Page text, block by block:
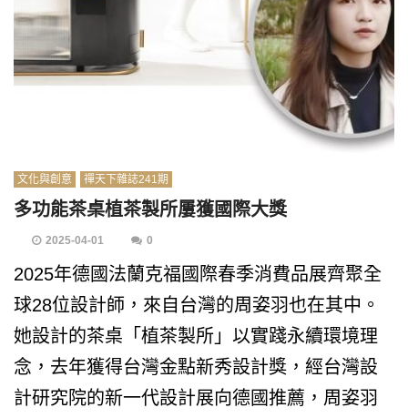
文化與創意 禪天下雜誌241期
多功能茶桌植茶製所屢獲國際大獎
2025-04-01 0
2025年德國法蘭克福國際春季消費品展齊聚全
球28位設計師，來自台灣的周姿羽也在其中。
她設計的茶桌「植茶製所」以實踐永續環境理
念，去年獲得台灣金點新秀設計獎，經台灣設
計研究院的新一代設計展向德國推薦，周姿羽